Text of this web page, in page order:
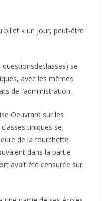
billet « un jour, peut-être
se
avec les mêmes
de l’administration.
Oeuvrard sur les
uniques se
de la fourchette
dans la partie
avait été censurée sur